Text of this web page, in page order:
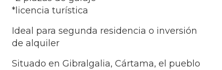
*licencia turística
Ideal para segunda residencia o inversión
de alquiler
Situado en Gibralgalia, Cártama, el pueblo